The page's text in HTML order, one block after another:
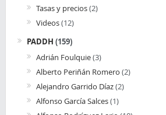
Tasas y precios(2)
Videos(12)
PADDH (159)
Adrián Foulquie(3)
Alberto Periñán Romero (2)
Alejandro Garrido Díaz(2)
Alfonso García Salces(1)